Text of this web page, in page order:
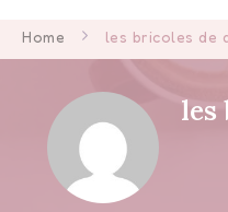
Home les bricoles de
les